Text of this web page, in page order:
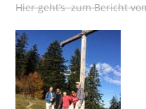
Hier geht’s zum Bericht